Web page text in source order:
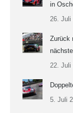
in
26. Juli
Zurück
22. Juli
5. Juli